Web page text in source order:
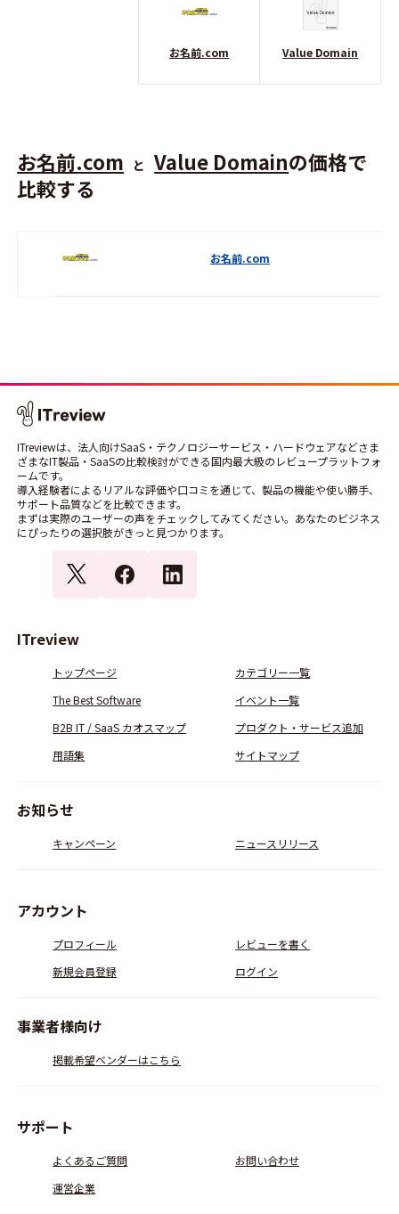
お名前.com Value Domain
お名前.com と Value Domainの価格で
比較する
お名前.com
ITreviewは、法人向けSaaS・テクノロジーサービス・ハードウェアなどさま
ざまなIT製品・SaaSの比較検討ができる国内最大級のレビュープラットフォ
ームです。
導入経験者によるリアルな評価や口コミを通じて、製品の機能や使い勝手、
サポート品質などを比較できます。
まずは実際のユーザーの声をチェックしてみてください。あなたのビジネス
にぴったりの選択肢がきっと見つかります。
ITreview
トップページ
カテゴリー一覧
The Best Software
イベント一覧
B2B IT / SaaS カオスマップ
プロダクト・サービス追加
用語集
サイトマップ
お知らせ
キャンペーン ニュースリリース
アカウント
プロフィール
レビューを書く
新規会員登録
ログイン
事業者様向け
掲載希望ベンダーはこちら
サポート
よくあるご質問
お問い合わせ
運営企業